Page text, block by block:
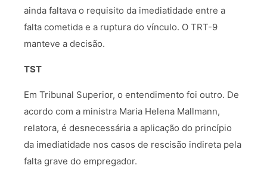
ainda faltava o requisito da imediatidade entre a
falta cometida e a ruptura do vínculo. O TRT-9
manteve a decisão.
TST
Em Tribunal Superior, o entendimento foi outro. De
acordo com a ministra Maria Helena Mallmann,
relatora, é desnecessária a aplicação do princípio
da imediatidade nos casos de rescisão indireta pela
falta grave do empregador.